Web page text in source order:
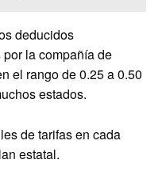
deducidos
la compañía de
el rango de 0.25 a 0.50
estados.
de tarifas en cada
estatal.